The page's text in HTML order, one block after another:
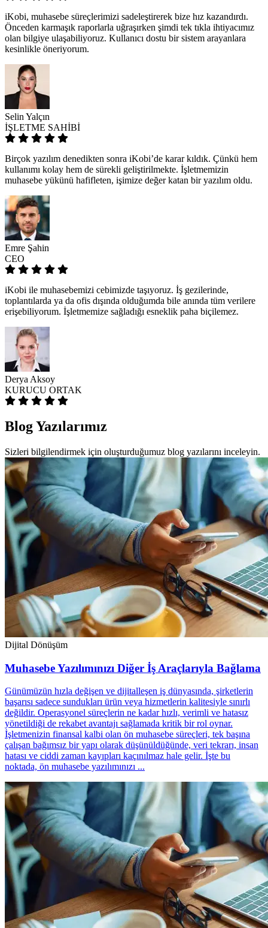
iKobi, muhasebe süreçlerimizi sadeleştirerek bize hız kazandırdı.
Önceden karmaşık raporlarla uğraşırken şimdi tek tıkla ihtiyacımız
olan bilgiye ulaşabiliyoruz. Kullanıcı dostu bir sistem arayanlara
kesinlikle öneriyorum.
Selin Yalçın
İŞLETME SAHİBİ
Birçok yazılım denedikten sonra iKobi’de karar kıldık. Çünkü hem
kullanımı kolay hem de sürekli geliştirilmekte. İşletmemizin
muhasebe yükünü hafifleten, işimize değer katan bir yazılım oldu.
Emre Şahin
CEO
iKobi ile muhasebemizi cebimizde taşıyoruz. İş gezilerinde,
toplantılarda ya da ofis dışında olduğumda bile anında tüm verilere
erişebiliyorum. İşletmemize sağladığı esneklik paha biçilemez.
Derya Aksoy
KURUCU ORTAK
BlogYazılarımız
Sizleri bilgilendirmek için oluşturduğumuz blog yazılarını inceleyin.
Dijital Dönüşüm
Muhasebe Yazılımınızı Diğer İş Araçlarıyla Bağlama
Günümüzün hızla değişen ve dijitalleşen iş dünyasında, şirketlerin
başarısı sadece sundukları ürün veya hizmetlerin kalitesiyle sınırlı
değildir. Operasyonel süreçlerin ne kadar hızlı, verimli ve hatasız
yönetildiği de rekabet avantajı sağlamada kritik bir rol oynar.
İşletmenizin finansal kalbi olan ön muhasebe süreçleri, tek başına
çalışan bağımsız bir yapı olarak düşünüldüğünde, veri tekrarı, insan
hatası ve ciddi zaman kayıpları kaçınılmaz hale gelir. İşte bu
noktada, ön muhasebe yazılımınızı ...